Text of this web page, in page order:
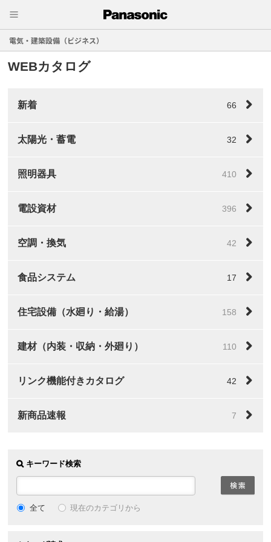
電気・建築設備（ビジネス）
WEBカタログ
新着 66
太陽光・蓄電 32
照明器具 410
電設資材 396
空調・換気 42
食品システム 17
住宅設備（水廻り・給湯） 158
建材（内装・収納・外廻り） 110
リンク機能付きカタログ 42
新商品速報 7
キーワード検索
全て 現在のカテゴリから